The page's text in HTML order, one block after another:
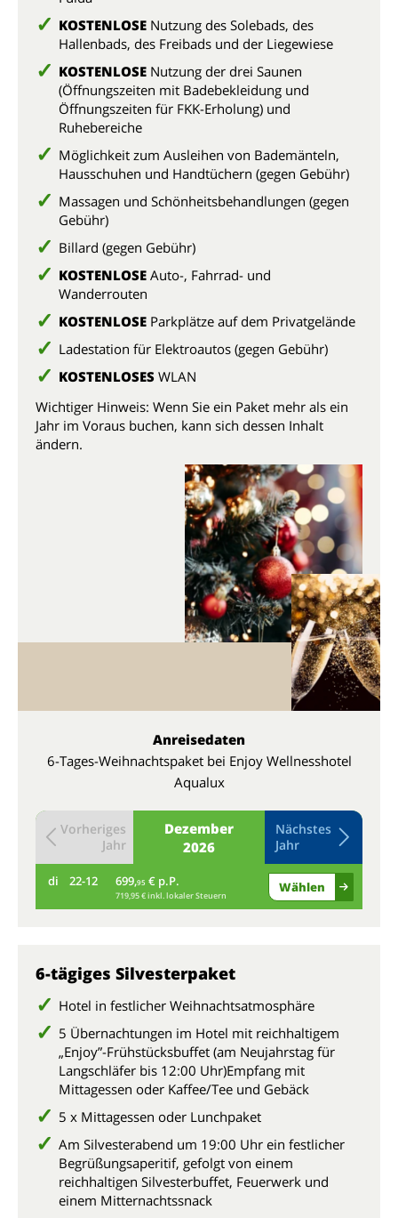
KOSTENLOSE Nutzung des Solebads, des
Hallenbads, des Freibads und der Liegewiese
KOSTENLOSE Nutzung der drei Saunen
(Öffnungszeiten mit Badebekleidung und
Öffnungszeiten für FKK-Erholung) und
Ruhebereiche
Möglichkeit zum Ausleihen von Bademänteln,
Hausschuhen und Handtüchern (gegen Gebühr)
Massagen und Schönheitsbehandlungen (gegen
Gebühr)
Billard (gegen Gebühr)
KOSTENLOSE Auto-, Fahrrad- und
Wanderrouten
KOSTENLOSE Parkplätze auf dem Privatgelände
Ladestation für Elektroautos (gegen Gebühr)
KOSTENLOSES WLAN
Wichtiger Hinweis: Wenn Sie ein Paket mehr als ein
Jahr im Voraus buchen, kann sich dessen Inhalt
ändern.
Anreisedaten
6-Tages-Weihnachtspaket bei Enjoy Wellnesshotel
Aqualux
Dezember
2026
Vorheriges
Jahr
Nächstes
Jahr
di 22-12 699,95 € p.P.
719,95 € inkl. lokaler Steuern
Wählen
6-tägiges Silvesterpaket
Hotel in festlicher Weihnachtsatmosphäre
5 Übernachtungen im Hotel mit reichhaltigem
„Enjoy”-Frühstücksbuffet (am Neujahrstag für
Langschläfer bis 12:00 Uhr)Empfang mit
Mittagessen oder Kaffee/Tee und Gebäck
5 x Mittagessen oder Lunchpaket
Am Silvesterabend um 19:00 Uhr ein festlicher
Begrüßungsaperitif, gefolgt von einem
reichhaltigen Silvesterbuffet, Feuerwerk und
einem Mitternachtssnack